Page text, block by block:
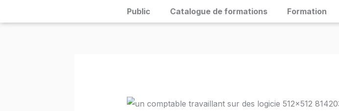
to
Public Catalogue de formations Formation